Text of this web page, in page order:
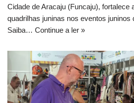
Cidade de Aracaju (Funcaju), fortalece
quadrilhas juninas nos eventos juninos
Saiba… Continue a ler »